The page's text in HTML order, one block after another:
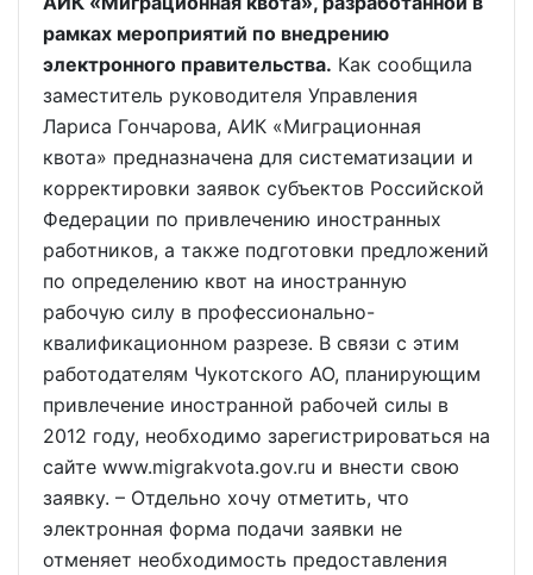
рамках мероприятий по внедрению
электронного правительства. Как сообщила
заместитель руководителя Управления
Лариса Гончарова, АИК «Миграционная
квота» предназначена для систематизации и
корректировки заявок субъектов Российской
Федерации по привлечению иностранных
работников, а также подготовки предложений
по определению квот на иностранную
рабочую силу в профессионально-
квалификационном разрезе. В связи с этим
работодателям Чукотского АО, планирующим
привлечение иностранной рабочей силы в
2012 году, необходимо зарегистрироваться на
сайте www.migrakvota.gov.ru и внести свою
заявку. – Отдельно хочу отметить, что
электронная форма подачи заявки не
отменяет необходимость предоставления